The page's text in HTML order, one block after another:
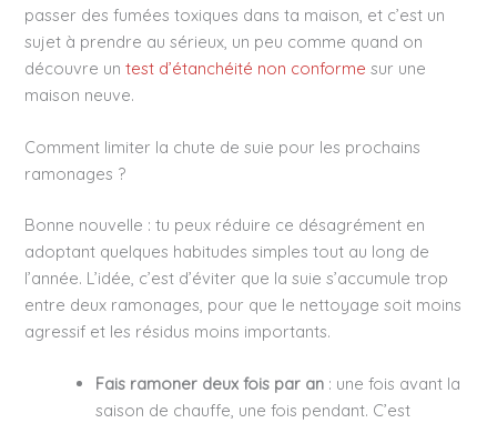
passer des fumées toxiques dans ta maison, et c’est un
sujet à prendre au sérieux, un peu comme quand on
découvre untest d’étanchéité non conforme sur une
maison neuve.
Comment limiter la chute de suie pour les prochains
ramonages ?
Bonne nouvelle : tu peux réduire ce désagrément en
adoptant quelques habitudes simples tout au long de
l’année. L’idée, c’est d’éviter que la suie s’accumule trop
entre deux ramonages, pour que le nettoyage soit moins
agressif et les résidus moins importants.
Fais ramoner deux fois par an : une fois avant la
saison de chauffe, une fois pendant. C’est